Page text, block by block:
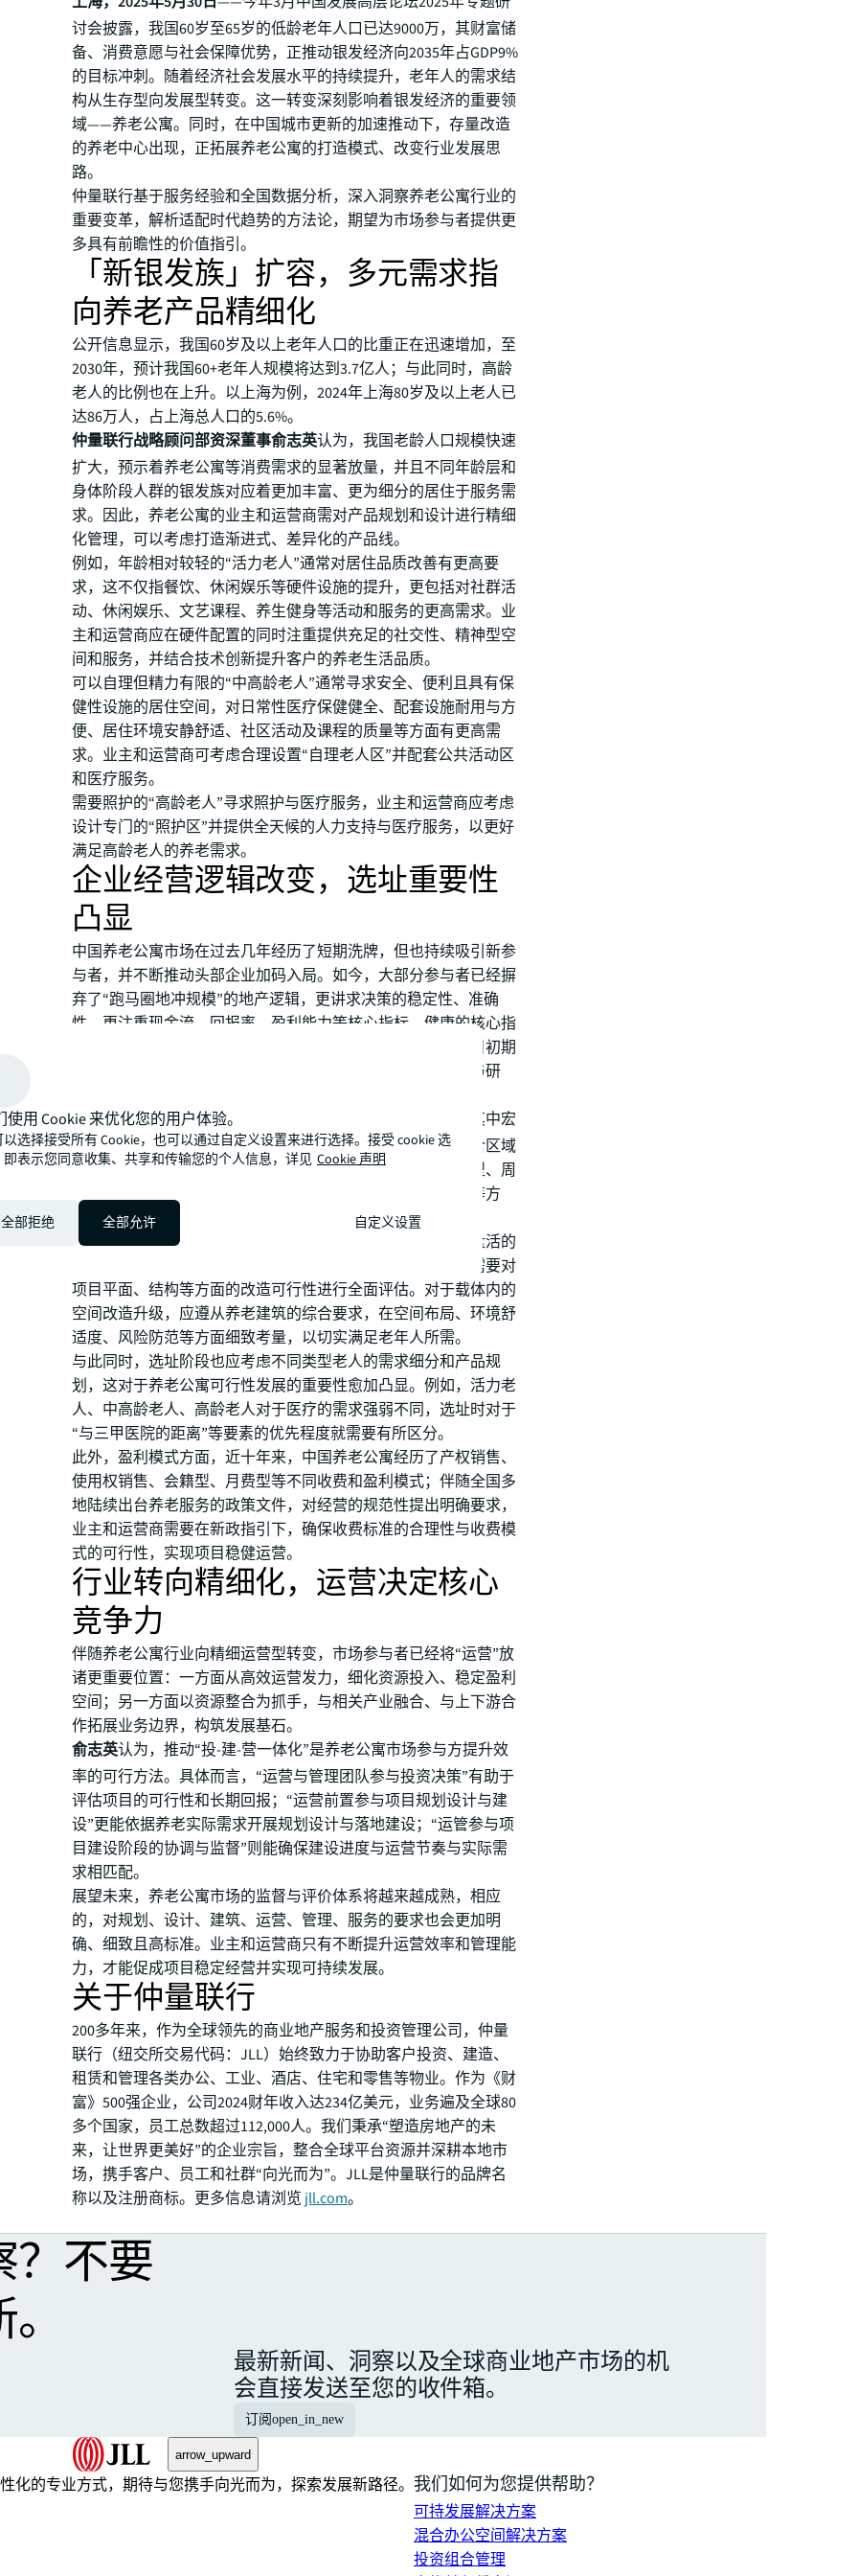
讨会披露，我国60岁至65岁的低龄老年人口已达9000万，其财富储
备、消费意愿与社会保障优势，正推动银发经济向2035年占GDP9%
的目标冲刺。随着经济社会发展水平的持续提升，老年人的需求结
构从生存型向发展型转变。这一转变深刻影响着银发经济的重要领
域——养老公寓。同时，在中国城市更新的加速推动下，存量改造
的养老中心出现，正拓展养老公寓的打造模式、改变行业发展思
路。
仲量联行基于服务经验和全国数据分析，深入洞察养老公寓行业的
重要变革，解析适配时代趋势的方法论，期望为市场参与者提供更
多具有前瞻性的价值指引。
「新银发族」扩容，多元需求指
向养老产品精细化
公开信息显示，我国60岁及以上老年人口的比重正在迅速增加，至
2030年，预计我国60+老年人规模将达到3.7亿人；与此同时，高龄
老人的比例也在上升。以上海为例，2024年上海80岁及以上老人已
达86万人，占上海总人口的5.6%。
仲量联行战略顾问部资深董事俞志英认为，我国老龄人口规模快速
扩大，预示着养老公寓等消费需求的显著放量，并且不同年龄层和
身体阶段人群的银发族对应着更加丰富、更为细分的居住于服务需
求。因此，养老公寓的业主和运营商需对产品规划和设计进行精细
化管理，可以考虑打造渐进式、差异化的产品线。
例如，年龄相对较轻的“活力老人”通常对居住品质改善有更高要
求，这不仅指餐饮、休闲娱乐等硬件设施的提升，更包括对社群活
动、休闲娱乐、文艺课程、养生健身等活动和服务的更高需求。业
主和运营商应在硬件配置的同时注重提供充足的社交性、精神型空
间和服务，并结合技术创新提升客户的养老生活品质。
可以自理但精力有限的“中高龄老人”通常寻求安全、便利且具有保
健性设施的居住空间，对日常性医疗保健健全、配套设施耐用与方
便、居住环境安静舒适、社区活动及课程的质量等方面有更高需
求。业主和运营商可考虑合理设置“自理老人区”并配套公共活动区
和医疗服务。
需要照护的“高龄老人”寻求照护与医疗服务，业主和运营商应考虑
设计专门的“照护区”并提供全天候的人力支持与医疗服务，以更好
满足高龄老人的养老需求。
企业经营逻辑改变，选址重要性
凸显
中国养老公寓市场在过去几年经历了短期洗牌，但也持续吸引新参
与者，并不断推动头部企业加码入局。如今，大部分参与者已经摒
弃了“跑马圈地冲规模”的地产逻辑，更讲求决策的稳定性、准确
性，更注重现金流、回报率、盈利能力等核心指标。健康的核心指
标与养老公寓项目启动前期的精密部署息息相关，即需在项目初期
就对选址、产品规划、盈利模式等方面做好详实精准的评估与研
在选址阶段，需要充分评估项目从宏观到微观的影响要素。其中宏
观因素包含城市能级、居民收入、消费理念等；中观因素包含区域
内交通、区域配套资源、老龄化水平、老年人结构与需求类型、周
边竞争格局等情况；微观因素包含项目四周是否涉及敏感源等方
面。
在城市更新的新格局下，大量养老公寓或以存量改造、存量盘活的
形式出现。此类养老项目由于涉及改造或升级，选址阶段还需要对
项目平面、结构等方面的改造可行性进行全面评估。对于载体内的
空间改造升级，应遵从养老建筑的综合要求，在空间布局、环境舒
适度、风险防范等方面细致考量，以切实满足老年人所需。
与此同时，选址阶段也应考虑不同类型老人的需求细分和产品规
划，这对于养老公寓可行性发展的重要性愈加凸显。例如，活力老
人、中高龄老人、高龄老人对于医疗的需求强弱不同，选址时对于
“与三甲医院的距离”等要素的优先程度就需要有所区分。
此外，盈利模式方面，近十年来，中国养老公寓经历了产权销售、
使用权销售、会籍型、月费型等不同收费和盈利模式；伴随全国多
地陆续出台养老服务的政策文件，对经营的规范性提出明确要求，
业主和运营商需要在新政指引下，确保收费标准的合理性与收费模
式的可行性，实现项目稳健运营。
行业转向精细化，运营决定核心
竞争力
伴随养老公寓行业向精细运营型转变，市场参与者已经将“运营”放
诸更重要位置：一方面从高效运营发力，细化资源投入、稳定盈利
空间；另一方面以资源整合为抓手，与相关产业融合、与上下游合
作拓展业务边界，构筑发展基石。
俞志英认为，推动“投-建-营一体化”是养老公寓市场参与方提升效
率的可行方法。具体而言，“运营与管理团队参与投资决策”有助于
评估项目的可行性和长期回报；“运营前置参与项目规划设计与建
设”更能依据养老实际需求开展规划设计与落地建设；“运管参与项
目建设阶段的协调与监督”则能确保建设进度与运营节奏与实际需
求相匹配。
展望未来，养老公寓市场的监督与评价体系将越来越成熟，相应
的，对规划、设计、建筑、运营、管理、服务的要求也会更加明
确、细致且高标准。业主和运营商只有不断提升运营效率和管理能
力，才能促成项目稳定经营并实现可持续发展。
关于仲量联行
200多年来，作为全球领先的商业地产服务和投资管理公司，仲量
联行（纽交所交易代码：JLL）始终致力于协助客户投资、建造、
租赁和管理各类办公、工业、酒店、住宅和零售等物业。作为《财
富》500强企业，公司2024财年收入达234亿美元，业务遍及全球80
多个国家，员工总数超过112,000人。我们秉承“塑造房地产的未
来，让世界更美好”的企业宗旨，整合全球平台资源并深耕本地市
场，携手客户、员工和社群“向光而为”。JLL是仲量联行的品牌名
称以及注册商标。更多信息请浏览 jll.com。
？不要
最新新闻、洞察以及全球商业地产市场的机
会直接发送至您的收件箱。
订阅 open_in_new
arrow_upward
的专业方式，期待与您携手向光而为，探索发展新路径。 我们如何为您提供帮助？
可持发展解决方案
混合办公空间解决方案
投资组合管理
使用 Cookie 来优化您的用户体验。
选择接受所有 Cookie，也可以通过自定义设置来进行选择。接受 cookie 选
即表示您同意收集、共享和传输您的个人信息，详见 Cookie 声明
全部拒绝 全部允许 自定义设置